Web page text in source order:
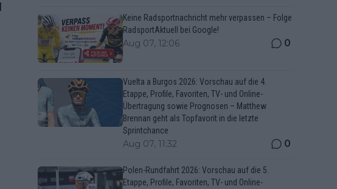
Keine Radsportnachricht mehr verpassen – Folge
RadsportAktuell bei Google!
Aug 07, 12:06 0
Vuelta a Burgos 2026: Vorschau auf die 4.
Etappe, Profile, Favoriten, TV- und Online-
Übertragung sowie Prognosen – Matthew
Brennan geht als Topfavorit in die letzte
Sprintchance
Aug 07, 11:32 0
Polen-Rundfahrt 2026: Vorschau auf die 5.
Etappe, Profile, Favoriten, TV- und Online-